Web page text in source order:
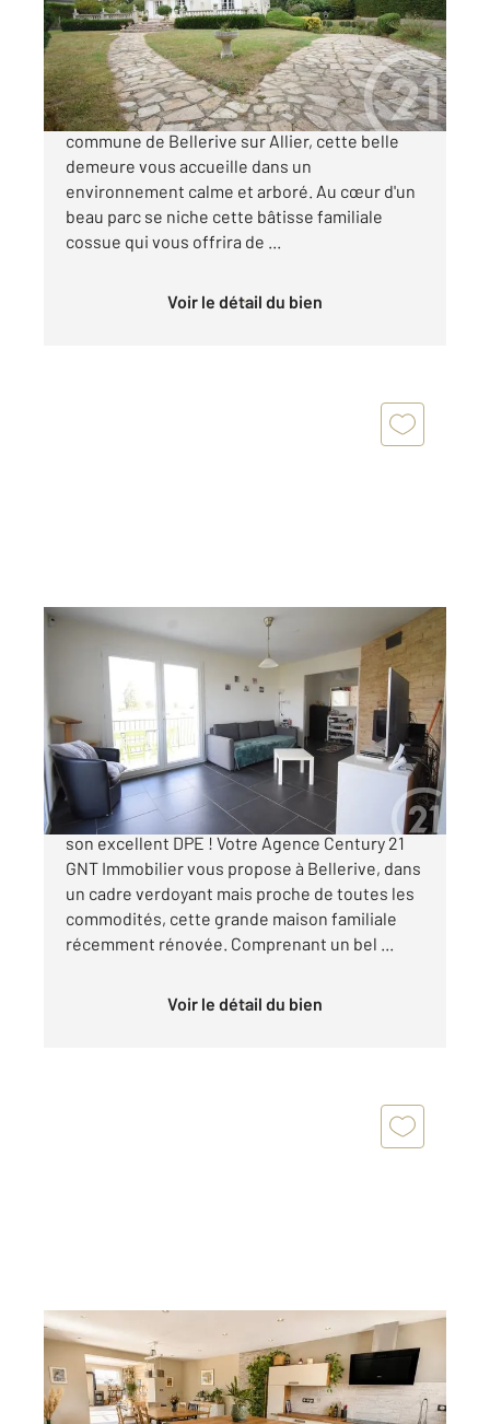
Maison à vendre
465 000 €
A quelques pas de l'Hippodrome, sur la
commune de Bellerive sur Allier, cette belle
demeure vous accueille dans un
environnement calme et arboré. Au cœur d'un
beau parc se niche cette bâtisse familiale
cossue qui vous offrira de ...
Voir le détail du bien
BELLERIVE SUR ALLIER 03
2, 7 pièces
Ref : 1772
Maison à vendre
326 000 €
Venez visiter cette maison prête à vivre avec
son excellent DPE ! Votre Agence Century 21
GNT Immobilier vous propose à Bellerive, dans
un cadre verdoyant mais proche de toutes les
commodités, cette grande maison familiale
récemment rénovée. Comprenant un bel ...
Voir le détail du bien
BELLERIVE SUR ALLIER 03
171,70 m2, 6 pièces
Ref : 1741